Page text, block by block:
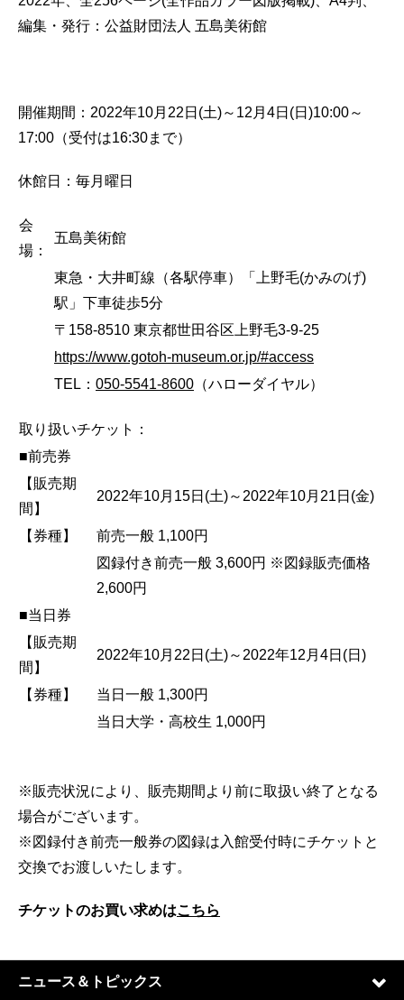
編集・発行：公益財団法人 五島美術館
開催期間：2022年10月22日(土)～12月4日(日)10:00～
17:00（受付は16:30まで）
休館日：毎月曜日
会
場：
五島美術館
東急・大井町線（各駅停車）「上野毛(かみのげ)
駅」下車徒歩5分
〒158-8510 東京都世田谷区上野毛3-9-25
https://www.gotoh-museum.or.jp/#access
TEL： 050-5541-8600 （ハローダイヤル）
取り扱いチケット：
■前売券
【販売期
間】
2022年10月15日(土)～2022年10月21日(金)
【券種】
前売一般 1,100円
図録付き前売一般 3,600円 ※図録販売価格
2,600円
■当日券
【販売期
間】
2022年10月22日(土)～2022年12月4日(日)
【券種】
当日一般 1,300円
当日大学・高校生 1,000円
※販売状況により、販売期間より前に取扱い終了となる
場合がございます。
※図録付き前売一般券の図録は入館受付時にチケットと
交換でお渡しいたします。
チケットのお買い求めはこちら
ニュース＆トピックス